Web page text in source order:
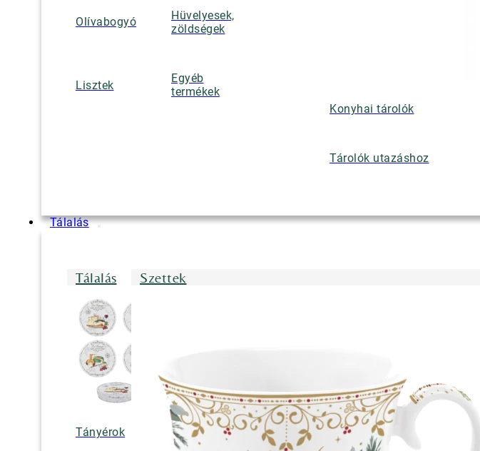
Olívabogyó
Hüvelyesek,
zöldségek
Lisztek
Egyéb
termékek
Konyhai tárolók
Tárolók utazáshoz
Tálalás
Tálalás
Tányérok Tálak/Tálcák/Tálalóedények
Szettek